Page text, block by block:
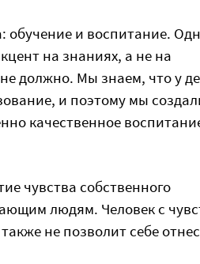
обучение и воспитание.
на знаниях, а не на
должно. Мы знаем, что у
и поэтому мы
качественное
чувства собственного
людям. Человек с
не позволит себе